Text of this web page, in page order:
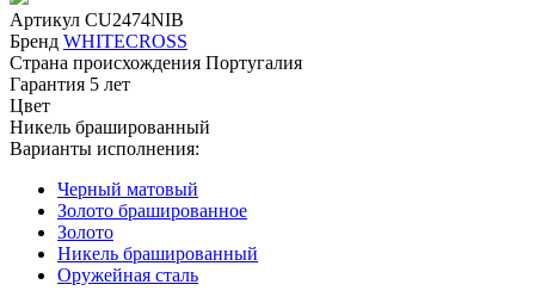
Артикул CU2474NIB
Бренд WHITECROSS
Страна происхождения Португалия
Гарантия 5 лет
Цвет
Никель брашированный
Варианты исполнения:
Черный матовый
Золото брашированное
Золото
Никель брашированный
Оружейная сталь